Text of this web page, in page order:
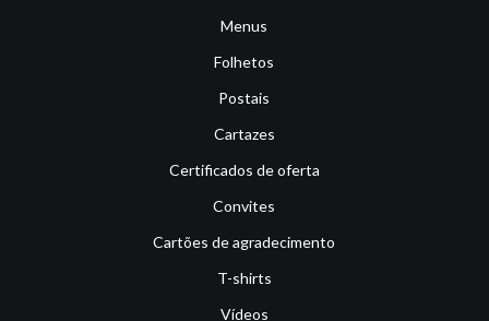
Menus
Folhetos
Postais
Cartazes
Certificados de oferta
Convites
Cartões de agradecimento
T-shirts
Vídeos